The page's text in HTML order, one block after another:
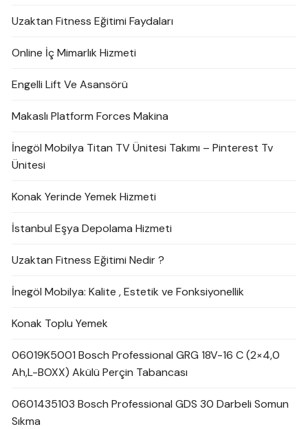
Uzaktan Fitness Eğitimi Faydaları
Online İç Mimarlık Hizmeti
Engelli Lift Ve Asansörü
Makaslı Platform Forces Makina
İnegöl Mobilya Titan TV Ünitesi Takımı – Pinterest Tv
Ünitesi
Konak Yerinde Yemek Hizmeti
İstanbul Eşya Depolama Hizmeti
Uzaktan Fitness Eğitimi Nedir ?
İnegöl Mobilya: Kalite , Estetik ve Fonksiyonellik
Konak Toplu Yemek
06019K5001 Bosch Professional GRG 18V-16 C (2×4,0
Ah,L-BOXX) Akülü Perçin Tabancası
0601435103 Bosch Professional GDS 30 Darbeli Somun
Sıkma